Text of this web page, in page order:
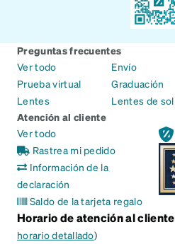
Preguntas frecuentes
Ver todo
Prueba virtual
Lentes
Envío
Graduación
Lentes de sol
Atención al cliente
Ver todo
Rastrea mi pedido
Información de la
declaración
Saldo de la tarjeta regalo
Horario de atención al cliente
horario detallado)